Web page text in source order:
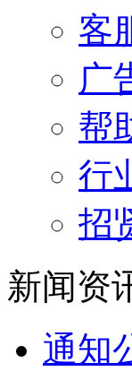
客
广
帮
行
招
新闻资
通知